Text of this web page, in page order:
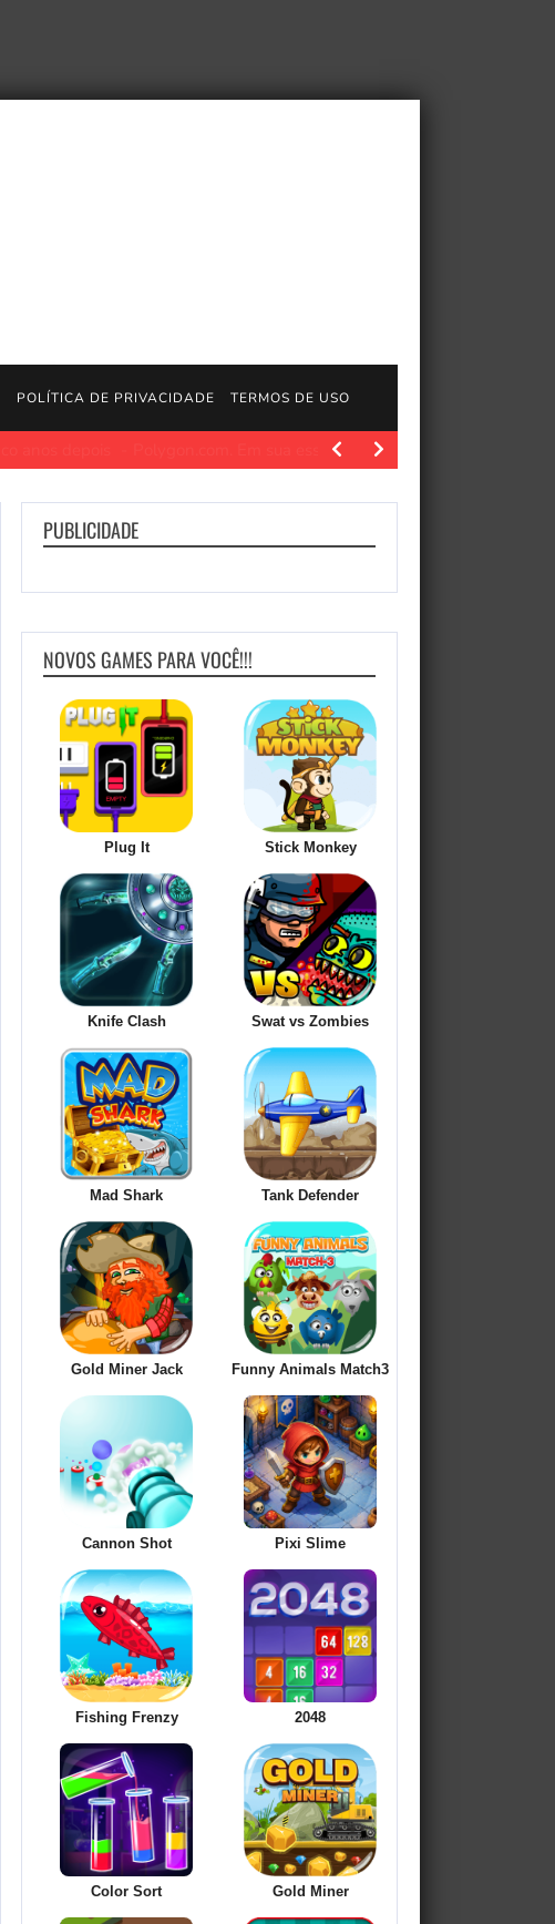
POLÍTICA DE PRIVACIDADE TERMOS DE USO
Polygon.com. Publicado 7 de julho de 2026, 12h32 EDT…
PUBLICIDADE
NOVOS GAMES PARA VOCÊ!!!
Plug It Stick Monkey
Knife Clash Swat vs Zombies
Mad Shark Tank Defender
Gold Miner Jack Funny Animals Match3
Cannon Shot Pixi Slime
Fishing Frenzy 2048
Color Sort Gold Miner